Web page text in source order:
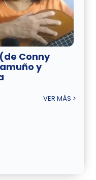
Conny
y
VER MÁS >